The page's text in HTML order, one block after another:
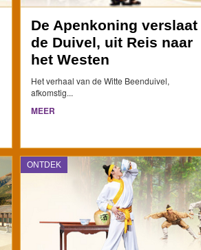
De Apenkoning verslaat
de Duivel, uit Reis naar
het Westen
Het verhaal van de Witte Beenduivel,
afkomstig...
MEER
ONTDEK